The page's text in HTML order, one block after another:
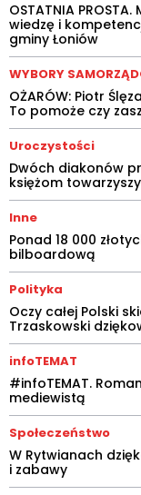
OSTATNIA
wiedzę i
gminy Łoniów
WYBORY
OŻARÓW: Piotr
To pomoże czy
Uroczystości
Dwóch diakonów
księżom
Inne
Ponad 18 000
bilboardową
Polityka
Oczy całej Polski
Trzaskowski
infoTEMAT
#infoTEMAT.
mediewistą
Społeczeństwo
W Rytwianach
i zabawy